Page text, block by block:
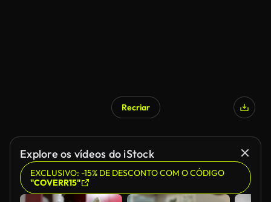
Recriar
Explore os vídeos do iStock
EXCLUSIVO: -15% DE DESCONTO COM O CÓDIGO
"COVERR15"